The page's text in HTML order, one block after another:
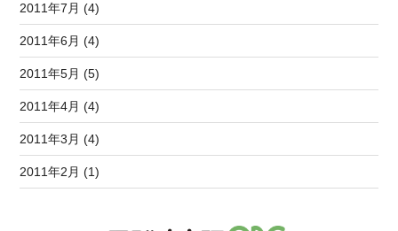
2011年7月 (4)
2011年6月 (4)
2011年5月 (5)
2011年4月 (4)
2011年3月 (4)
2011年2月 (1)